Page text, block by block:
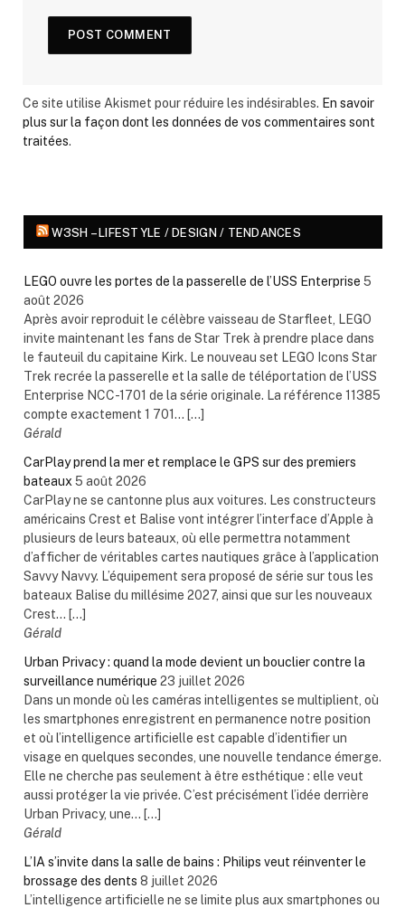
Ce site utilise Akismet pour réduire les indésirables. En savoir
plus sur la façon dont les données de vos commentaires sont
traitées.
W3SH – LIFESTYLE / DESIGN / TENDANCES
LEGO ouvre les portes de la passerelle de l’USS Enterprise 5
août 2026
Après avoir reproduit le célèbre vaisseau de Starfleet, LEGO
invite maintenant les fans de Star Trek à prendre place dans
le fauteuil du capitaine Kirk. Le nouveau set LEGO Icons Star
Trek recrée la passerelle et la salle de téléportation de l’USS
Enterprise NCC-1701 de la série originale. La référence 11385
compte exactement 1 701... […]
Gérald
CarPlay prend la mer et remplace le GPS sur des premiers
bateaux 5 août 2026
CarPlay ne se cantonne plus aux voitures. Les constructeurs
américains Crest et Balise vont intégrer l’interface d’Apple à
plusieurs de leurs bateaux, où elle permettra notamment
d’afficher de véritables cartes nautiques grâce à l’application
Savvy Navvy. L’équipement sera proposé de série sur tous les
bateaux Balise du millésime 2027, ainsi que sur les nouveaux
Crest... […]
Gérald
Urban Privacy : quand la mode devient un bouclier contre la
surveillance numérique 23 juillet 2026
Dans un monde où les caméras intelligentes se multiplient, où
les smartphones enregistrent en permanence notre position
et où l’intelligence artificielle est capable d’identifier un
visage en quelques secondes, une nouvelle tendance émerge.
Elle ne cherche pas seulement à être esthétique : elle veut
aussi protéger la vie privée. C’est précisément l’idée derrière
Urban Privacy, une... […]
Gérald
L’IA s’invite dans la salle de bains : Philips veut réinventer le
brossage des dents 8 juillet 2026
L’intelligence artificielle ne se limite plus aux smartphones ou